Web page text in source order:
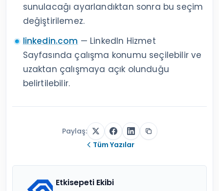
sunulacağı ayarlandıktan sonra bu seçim
değiştirilemez.
linkedin.com — LinkedIn Hizmet
Sayfasında çalışma konumu seçilebilir ve
uzaktan çalışmaya açık olunduğu
belirtilebilir.
Paylaş:
Tüm Yazılar
Etkisepeti Ekibi